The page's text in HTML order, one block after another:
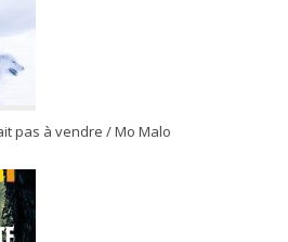
pas à vendre / Mo Malo